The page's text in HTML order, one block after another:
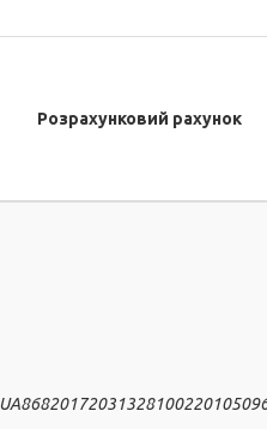
Розрахунковий рахунок